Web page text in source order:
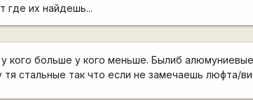
где их найдешь...
кого больше у кого меньше. Былиб
тя стальные так что если не замечаешь люфта/